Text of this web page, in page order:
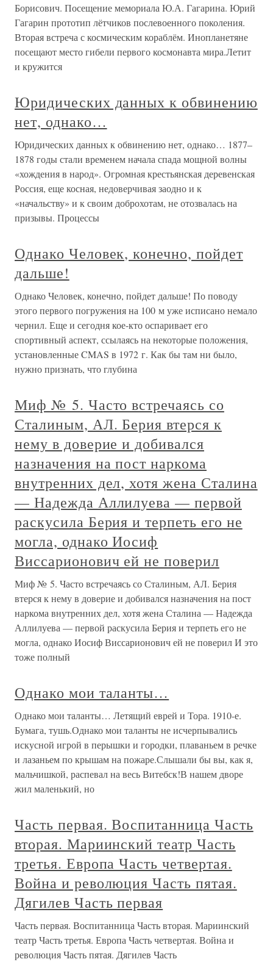
Борисович. Посещение мемориала Ю.А. Гагарина. Юрий
Гагарин прототип лётчиков послевоенного поколения.
Вторая встреча с космическим кораблём. Инопланетяне
посещают место гибели первого космонавта мира.Летит
и кружится
Юридических данных к обвинению
нет, однако…
Юридических данных к обвинению нет, однако… 1877–
1878 годы стали временем начала спада мощной волны
«хождения в народ». Огромная крестьянская деревенская
Россия, еще косная, недоверчивая заодно и к
«начальству» и к своим доброхотам, не отозвалась на
призывы. Процессы
Однако Человек, конечно, пойдет
дальше!
Однако Человек, конечно, пойдет дальше! По поводу
этого первого погружения на 100 м уже исписано немало
чернил. Еще и сегодня кое-кто оспаривает его
спортивный аспект, ссылаясь на некоторые положения,
установленные CMAS в 1972 г. Как бы там ни было,
нужно признать, что глубина
Миф № 5. Часто встречаясь со
Сталиным, АЛ. Берия втерся к
нему в доверие и добивался
назначения на пост наркома
внутренних дел, хотя жена Сталина
— Надежда Аллилуева — первой
раскусила Берия и терпеть его не
могла, однако Иосиф
Виссарионович ей не поверил
Миф № 5. Часто встречаясь со Сталиным, АЛ. Берия
втерся к нему в доверие и добивался назначения на пост
наркома внутренних дел, хотя жена Сталина — Надежда
Аллилуева — первой раскусила Берия и терпеть его не
могла, однако Иосиф Виссарионович ей не поверил И это
тоже полный
Однако мои таланты…
Однако мои таланты… Летящий еврей и Тора. 1910-е.
Бумага, тушь.Однако мои таланты не исчерпывались
искусной игрой в перышки и городки, плаваньем в речке
и лазаньем по крышам на пожаре.Слышали бы вы, как я,
мальчишкой, распевал на весь Витебск!В нашем дворе
жил маленький, но
Часть первая. Воспитанница Часть
вторая. Мариинский театр Часть
третья. Европа Часть четвертая.
Война и революция Часть пятая.
Дягилев Часть первая
Часть первая. Воспитанница Часть вторая. Мариинский
театр Часть третья. Европа Часть четвертая. Война и
революция Часть пятая. Дягилев Часть